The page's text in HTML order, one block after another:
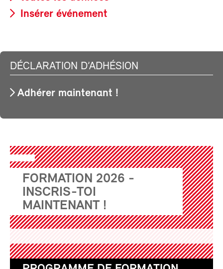
Insérer événement
DÉCLARATION D’ADHÉSION
Adhérer maintenant !
FORMATION 2026 -
INSCRIS-TOI
MAINTENANT !